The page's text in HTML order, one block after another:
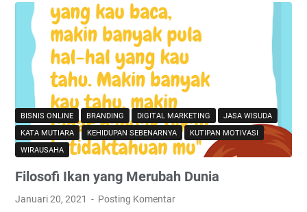
S
u
r
e
?
n
d
i
n
g
d
u
l
u
B
r
BISNIS ONLINE BRANDING DIGITAL MARKETING
JASA WISUDA
KATA MUTIARA
KEHIDUPAN SEBENARNYA
KUTIPAN MOTIVASI
WIRAUSAHA
Filosofi Ikan yang Merubah Dunia
Januari 20, 2021 Posting Komentar